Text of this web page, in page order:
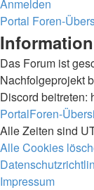
Anmelden
Portal Foren-
Suche
Information
Das Forum ist
Nachfolgeprojekt
Discord beitreten:
PortalForen-
Alle Zeiten sind
Alle Cookies
Impressum